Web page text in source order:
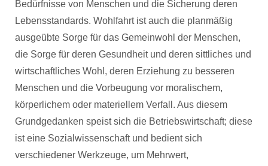
Bedürfnisse von Menschen und die Sicherung deren
Lebensstandards. Wohlfahrt ist auch die planmäßig
ausgeübte Sorge für das Gemeinwohl der Menschen,
die Sorge für deren Gesundheit und deren sittliches und
wirtschaftliches Wohl, deren Erziehung zu besseren
Menschen und die Vorbeugung vor moralischem,
körperlichem oder materiellem Verfall. Aus diesem
Grundgedanken speist sich die Betriebswirtschaft; diese
ist eine Sozialwissenschaft und bedient sich
verschiedener Werkzeuge, um Mehrwert,